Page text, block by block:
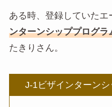
ある時、登録していたエ
ンターンシッププログラ
たきりさん。
J-1ビザインターン